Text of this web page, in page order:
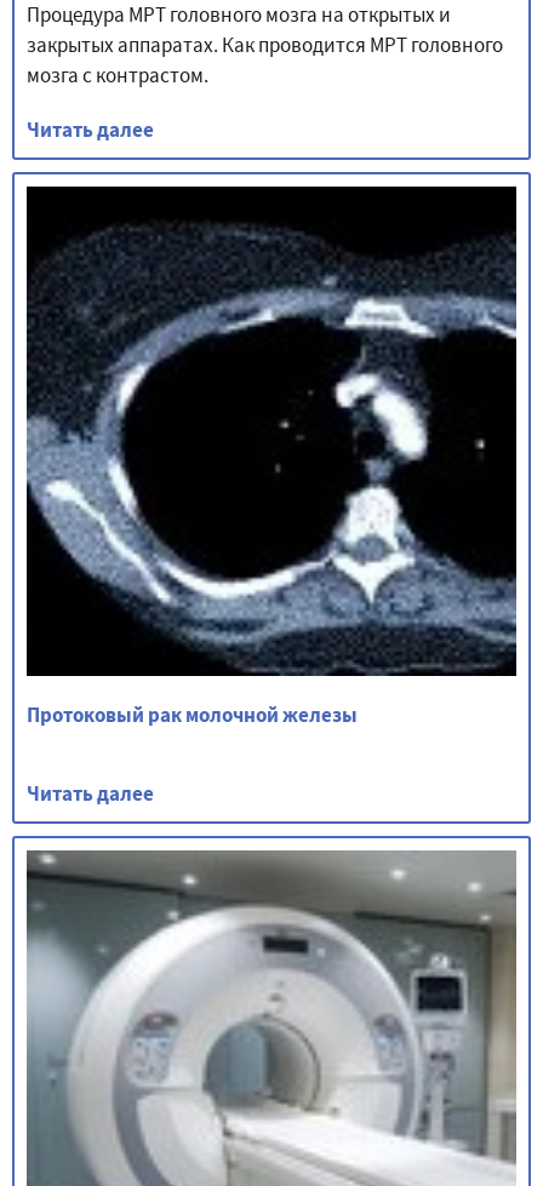
Процедура МРТ головного мозга на открытых и
закрытых аппаратах. Как проводится МРТ головного
мозга с контрастом.
Читать далее
Протоковый рак молочной железы
Читать далее